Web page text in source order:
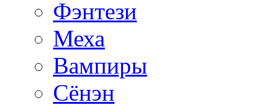
Фэнтези
Меха
Вампиры
Сёнэн